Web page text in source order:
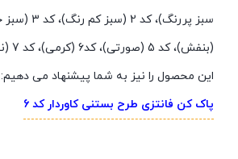
(بنفش)، کد 5 (صورتی)، کد6 (کرمی)، کد 7 (نیلی) موجود است.
این محصول را نیز به شما پیشنهاد می دهیم:
پاک کن فانتزی طرح بستنی کاوردار کد 6